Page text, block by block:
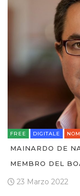
CINEMA
EDITORIA
ESTERNA
RADIO / AUDIO
TV
FREE DIGITALE
MAINARDO DE
MEMBRO DEL
23 Marzo 2022